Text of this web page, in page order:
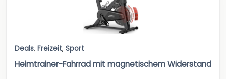
Deals, Freizeit, Sport
Heimtrainer-Fahrrad mit magnetischem Widerstand